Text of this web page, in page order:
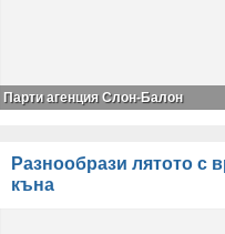
Парти агенция Слон-Балон
Разнообрази лятото с
къна